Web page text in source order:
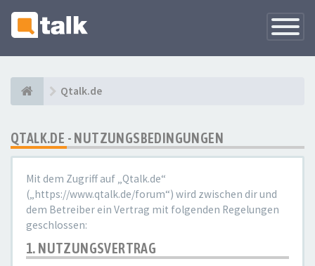
Qtalk.de
QTALK.DE - NUTZUNGSBEDINGUNGEN
Mit dem Zugriff auf „Qtalk.de“
(„https://www.qtalk.de/forum“) wird zwischen dir und
dem Betreiber ein Vertrag mit folgenden Regelungen
geschlossen:
1. NUTZUNGSVERTRAG